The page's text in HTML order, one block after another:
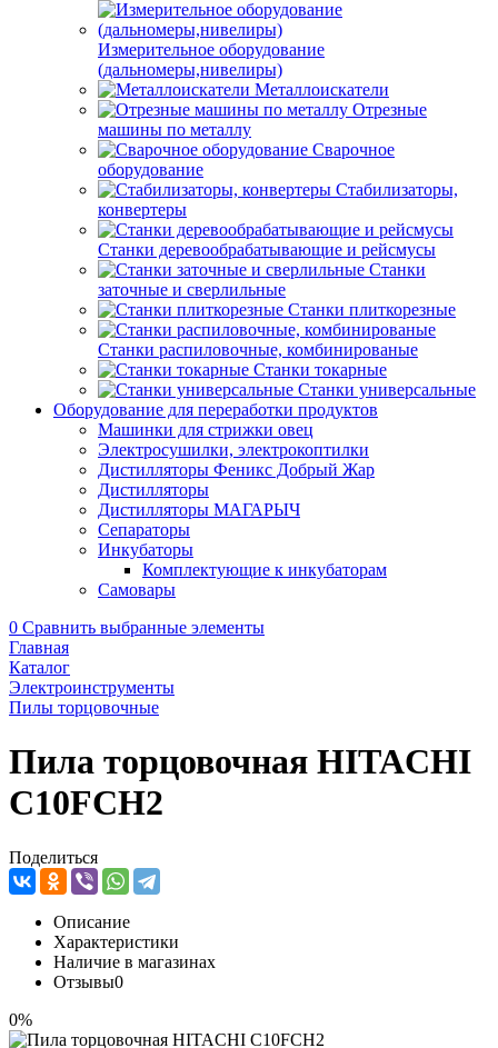
Измерительное оборудование
(дальномеры,нивелиры)
Металлоискатели
Отрезные
машины по металлу
Сварочное
оборудование
Стабилизаторы,
конвертеры
Станки деревообрабатывающие и рейсмусы
Станки
заточные и сверлильные
Станки плиткорезные
Станки распиловочные, комбинированые
Станки токарные
Станки универсальные
Оборудование для переработки продуктов
Машинки для стрижки овец
Электросушилки, электрокоптилки
Дистилляторы Феникс Добрый Жар
Дистилляторы
Дистилляторы МАГАРЫЧ
Сепараторы
Инкубаторы
Комплектующие к инкубаторам
Самовары
0 Сравнить выбранные элементы
Главная
Каталог
Электроинструменты
Пилы торцовочные
Пила торцовочная HITACHI
C10FCH2
Поделиться
Описание
Характеристики
Наличие в магазинах
Отзывы0
0%